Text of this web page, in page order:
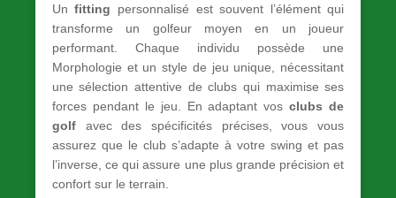
Unfitting personnalisé est souvent l’élément qui
transforme un golfeur moyen en un joueur
performant. Chaque individu possède une
Morphologie et un style de jeu unique, nécessitant
une sélection attentive de clubs qui maximise ses
forces pendant le jeu. En adaptant vosclubs de
golfavec des spécificités précises, vous vous
assurez que le club s’adapte à votre swing et pas
l’inverse, ce qui assure une plus grande précision et
confort sur le terrain.